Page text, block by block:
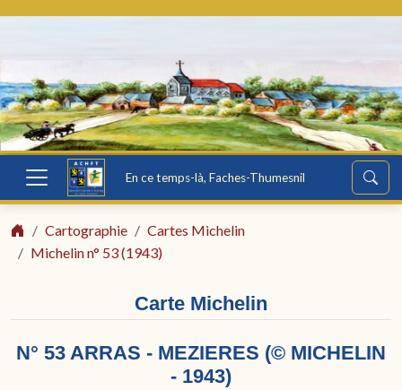
En ce temps-là, Faches-Thumesnil
Cartographie
Cartes Michelin
Michelin n° 53 (1943)
Carte Michelin
N° 53 ARRAS - MEZIERES (© MICHELIN
- 1943)